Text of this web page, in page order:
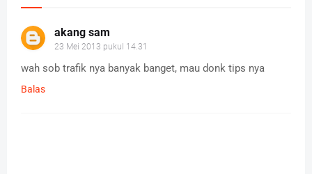
akang sam
23 Mei 2013 pukul 14.31
wah sob trafik nya banyak banget, mau donk tips nya
Balas